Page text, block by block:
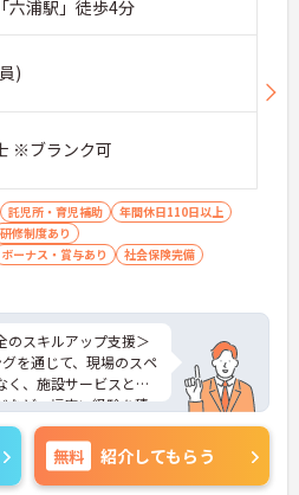
六浦駅」徒歩4分
)
※ブランク可
託児所・育児補助
年間休日110日以上
研修制度あり
ボーナス・賞与あり
社会保険完備
のスキルアップ支援＞
を通じて、現場のスペ
く、施設サービスと在
など、幅広い経験を積
しい福利厚生＞仕事
充実しています。各地
80％オフになる優待制
無料 紹介してもらう